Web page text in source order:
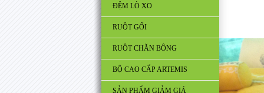
ĐỆM LÒ XO
RUỘT GỐI
RUỘT CHĂN BÔNG
BỘ CAO CẤP ARTEMIS
SẢN PHẨM GIẢM GIÁ